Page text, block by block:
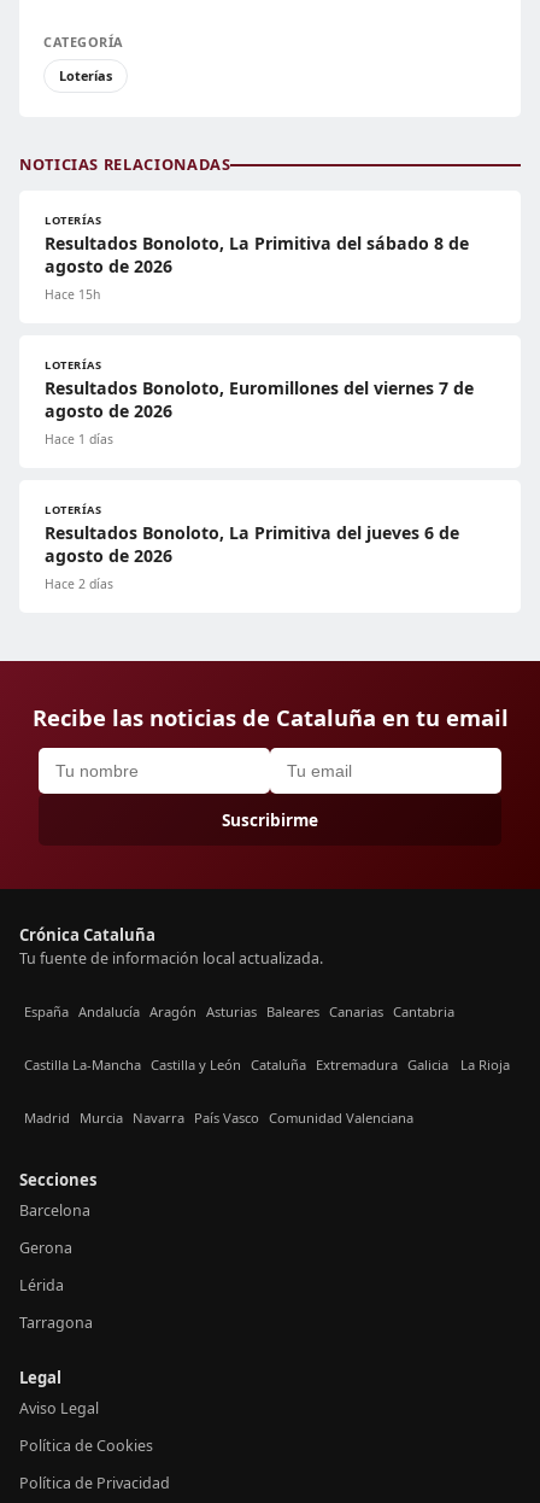
CATEGORÍA
Loterías
NOTICIAS RELACIONADAS
LOTERÍAS
Resultados Bonoloto, La Primitiva del sábado 8 de
agosto de 2026
Hace 15h
LOTERÍAS
Resultados Bonoloto, Euromillones del viernes 7 de
agosto de 2026
Hace 1 días
LOTERÍAS
Resultados Bonoloto, La Primitiva del jueves 6 de
agosto de 2026
Hace 2 días
Recibe las noticias de Cataluña en tu email
Suscribirme
Crónica Cataluña
Tu fuente de información local actualizada.
España Andalucía Aragón Asturias Baleares Canarias Cantabria
Castilla La-Mancha Castilla y León Cataluña Extremadura Galicia La Rioja
Madrid Murcia Navarra País Vasco Comunidad Valenciana
Secciones
Barcelona
Gerona
Lérida
Tarragona
Legal
Aviso Legal
Política de Cookies
Política de Privacidad